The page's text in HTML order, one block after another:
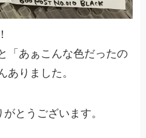
「あぁこんな色だったの
ありました。
とうございます。